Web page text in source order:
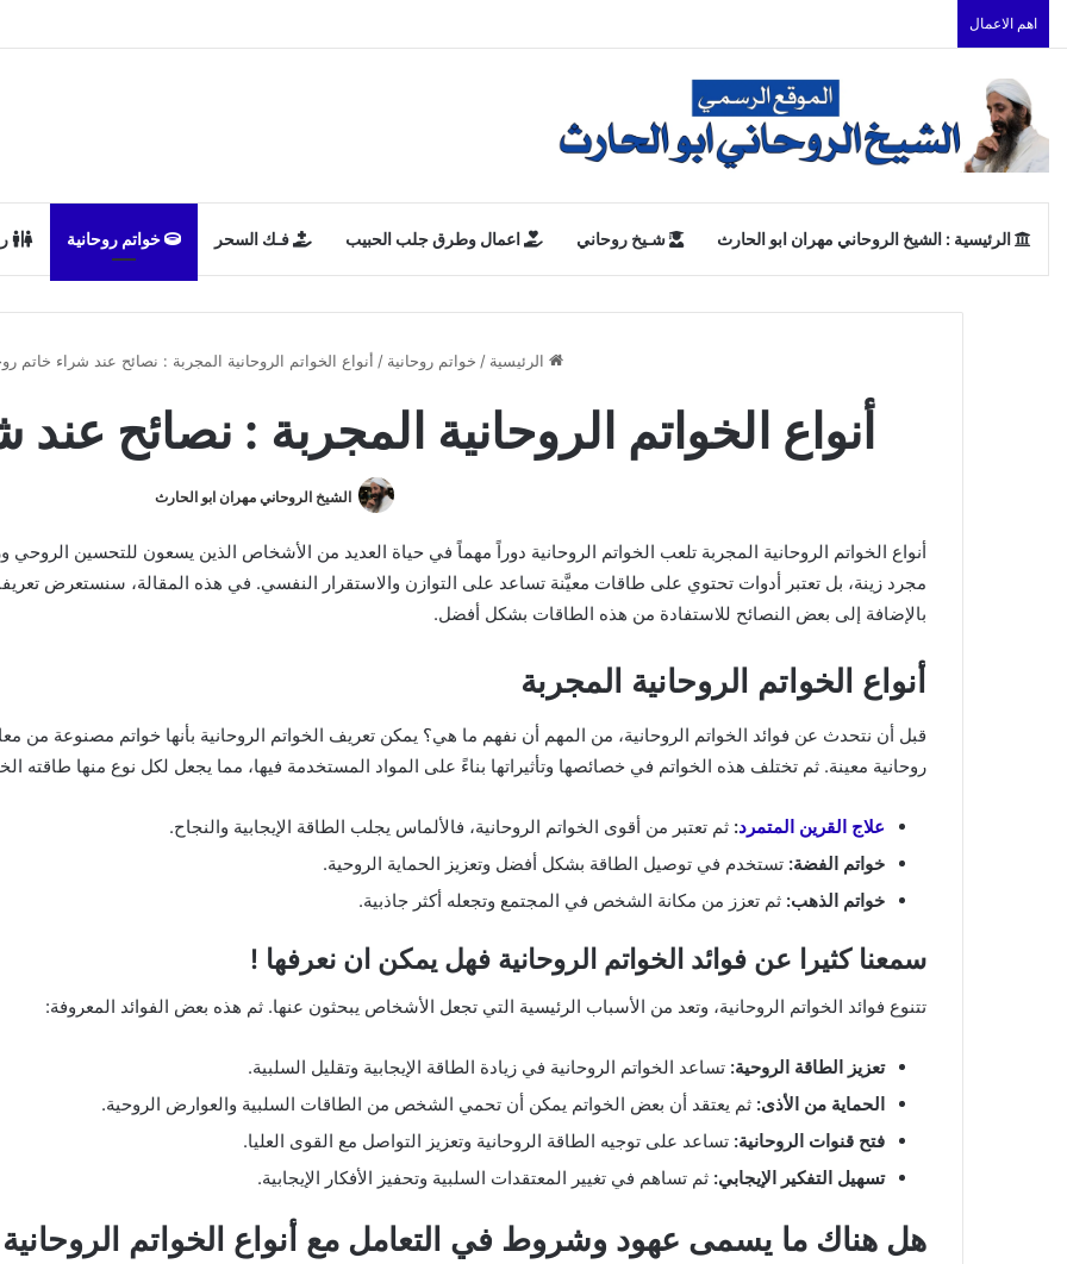
اهم الاعمال
الرئيسية : الشيخ الروحاني مهران ابو الحارث شـيخ روحاني اعمال وطرق جلب الحبيب فـك السحر خواتم روحانية
الرئيسية / خواتم روحانية / أنواع الخواتم الروحانية المجربة : نصائح عند شراء خاتم
أنواع الخواتم الروحانية المجربة : نصائح
الشيخ الروحاني مهران ابو الحارث
أنواع الخواتم الروحانية المجربة تلعب الخواتم الروحانية دوراً مهماً في حياة العديد من الأشخاص الذين يسعون للتحسين الروحي
مجرد زينة، بل تعتبر أدوات تحتوي على طاقات معيَّنة تساعد على التوازن والاستقرار النفسي. في هذه المقالة، سنستعرض
بالإضافة إلى بعض النصائح للاستفادة من هذه الطاقات بشكل أفضل.
أنواع الخواتم الروحانية المجربة
قبل أن نتحدث عن فوائد الخواتم الروحانية، من المهم أن نفهم ما هي؟ يمكن تعريف الخواتم الروحانية بأنها خواتم مصنوعة من
روحانية معينة. ثم تختلف هذه الخواتم في خصائصها وتأثيراتها بناءً على المواد المستخدمة فيها، مما يجعل لكل نوع منها طاقته
علاج القرين المتمرد: ثم تعتبر من أقوى الخواتم الروحانية، فالألماس يجلب الطاقة الإيجابية والنجاح.
خواتم الفضة: تستخدم في توصيل الطاقة بشكل أفضل وتعزيز الحماية الروحية.
خواتم الذهب: ثم تعزز من مكانة الشخص في المجتمع وتجعله أكثر جاذبية.
سمعنا كثيرا عن فوائد الخواتم الروحانية فهل يمكن ان نعرفها !
تتنوع فوائد الخواتم الروحانية، وتعد من الأسباب الرئيسية التي تجعل الأشخاص يبحثون عنها. ثم هذه بعض الفوائد المعروفة:
تعزيز الطاقة الروحية: تساعد الخواتم الروحانية في زيادة الطاقة الإيجابية وتقليل السلبية.
الحماية من الأذى: ثم يعتقد أن بعض الخواتم يمكن أن تحمي الشخص من الطاقات السلبية والعوارض الروحية.
فتح قنوات الروحانية: تساعد على توجيه الطاقة الروحانية وتعزيز التواصل مع القوى العليا.
تسهيل التفكير الإيجابي: ثم تساهم في تغيير المعتقدات السلبية وتحفيز الأفكار الإيجابية.
هل هناك ما يسمى عهود وشروط في التعامل مع أنواع الخواتم